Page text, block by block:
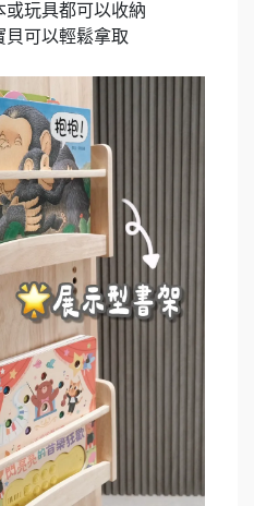
或玩具都可以收納
貝可以輕鬆拿取